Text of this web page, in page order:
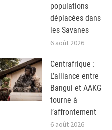
populations
déplacées dans
les Savanes
6 août 2026
Centrafrique :
L’alliance entre
Bangui et AAKG
tourne à
l’affrontement
6 août 2026